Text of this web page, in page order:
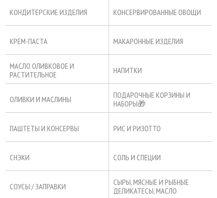
КОНДИТЕРСКИЕ ИЗДЕЛИЯ КОНСЕРВИРОВАННЫЕ ОВОЩИ
КРЕМ-ПАСТА МАКАРОННЫЕ ИЗДЕЛИЯ
МАСЛО ОЛИВКОВОЕ И
РАСТИТЕЛЬНОЕ
НАПИТКИ
ОЛИВКИ И МАСЛИНЫ
ПОДАРОЧНЫЕ КОРЗИНЫ И
НАБОРЫ🎁
ПАШТЕТЫ И КОНСЕРВЫ РИС И РИЗОТТО
СНЭКИ СОЛЬ И СПЕЦИИ
СОУСЫ / ЗАПРАВКИ
СЫРЫ, МЯСНЫЕ И РЫБНЫЕ
ДЕЛИКАТЕСЫ, МАСЛО